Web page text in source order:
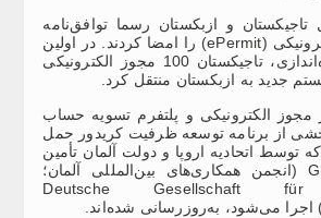
و ازبکستان رسما توافق‌نامه‌
تبادل مجوزهای الکترونیکی (ePermit) را امضا کردند. در اولین
روزهای پس از راه‌اندازی، تاجیکستان 100 مجوز الکترونیکی
جدید به ازبکستان منتقل کرد.
الکترونیکی و پلتفرم تسویه حساب
از برنامه توسعه ظرفیت کریدور حمل
توسط اتحادیه اروپا و دولت آلمان تأمین
مالی و توسط GIZ (انجمن همکاری‌های بین‌المللی آلمان؛
Deutsche Gesellschaft für